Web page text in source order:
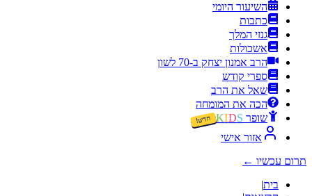
השיעור היומי
כתבות
גנזי המלך
אשכולות
הרב אמנון יצחק ב-70 לשון
ספרי קודש
שאל את הרב
הכה את המומחה
שופר
KIDS חדש!
אזור אישי
תרום עכשיו ←
בית|